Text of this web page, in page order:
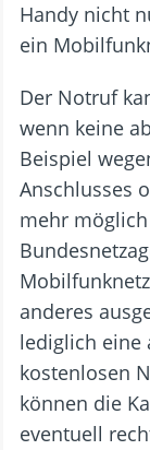
Handy nicht
ein
Der Notruf
wenn keine
Beispiel
Anschlusses
mehr
anderes
lediglich eine
kostenlosen
können die
eventuell